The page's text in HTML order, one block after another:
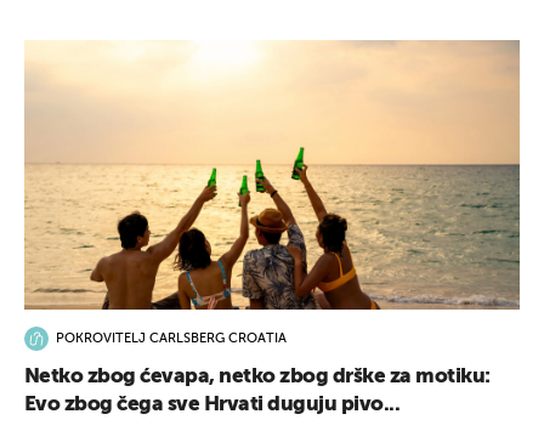
POKROVITELJ CARLSBERG CROATIA
Netko zbog ćevapa, netko zbog drške za motiku:
Evo zbog čega sve Hrvati duguju pivo...